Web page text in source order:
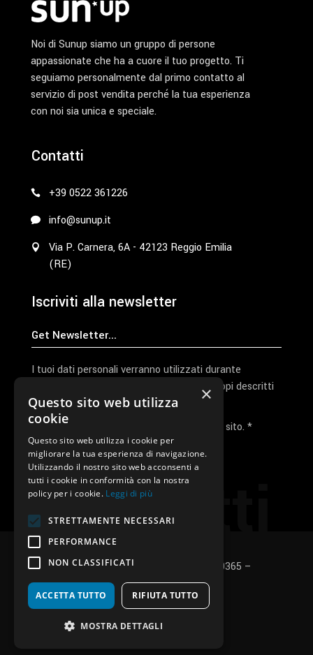
Contatti
Noi di Sunup siamo un gruppo di persone
appassionate che ha a cuore il tuo progetto. Ti
seguiamo personalmente dal primo contatto al
servizio di post vendita perché la tua esperienza
con noi sia unica e speciale.
Contatti
+39 0522 361226
info@sunup.it
Via P. Carnera, 6A - 42123 Reggio Emilia
(RE)
Iscriviti alla newsletter
I tuoi dati personali verranno utilizzati durante
l'elaborazione della richiesta e per altri scopi descritti
nella nostraprivacy policy
Ho letto e accetto la privacy policy del sito. *
Invia I Dati
SUNUP S.r.l. – P.Iva e C.F.: 03496530365 –
Privacy policy –Cookies policy
fb in
×
Questo sito web utilizza
cookie
Questo sito web utilizza i cookie per
migliorare la tua esperienza di navigazione.
Utilizzando il nostro sito web acconsenti a
tutti i cookie in conformità con la nostra
policy per i cookie. Leggi di più
STRETTAMENTE NECESSARI
PERFORMANCE
NON CLASSIFICATI
ACCETTA TUTTO RIFIUTA TUTTO
MOSTRA DETTAGLI